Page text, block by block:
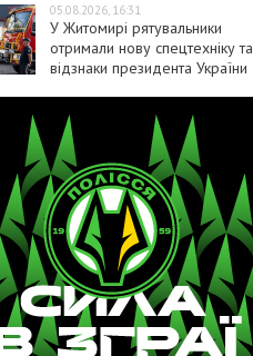
05.08.2026, 16:31
У Житомирі рятувальники
отримали нову спецтехніку та
відзнаки президента України